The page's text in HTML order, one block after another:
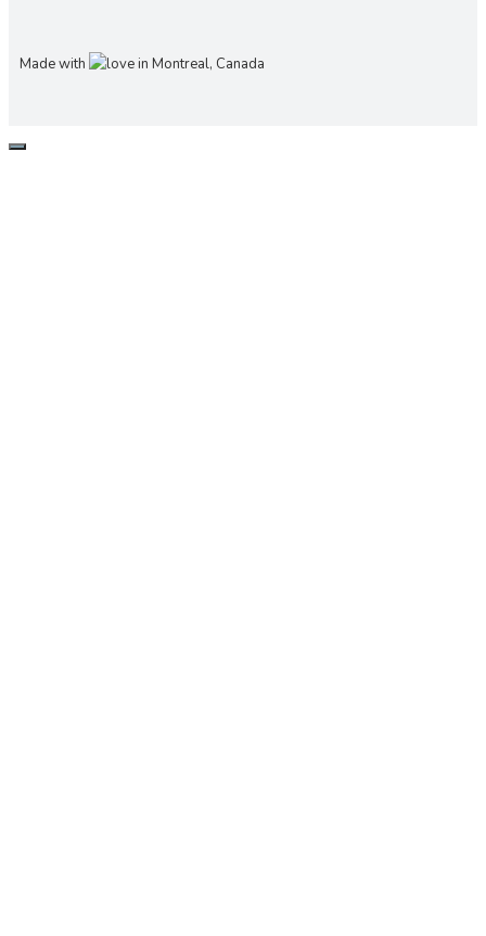
Made with in Montreal, Canada
CLOSE